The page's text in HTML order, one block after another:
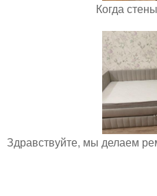
Когда
Здравствуйте, мы делаем